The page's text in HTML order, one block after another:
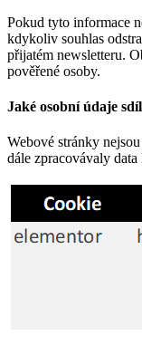
Pokud tyto informace
kdykoliv souhlas
přijatém newsletteru.
pověřené osoby.
Jaké osobní údaje
Webové stránky
dále zpracovávaly